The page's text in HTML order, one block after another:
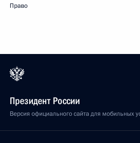
Право
Президент России
Версия официального сайта для мобильных